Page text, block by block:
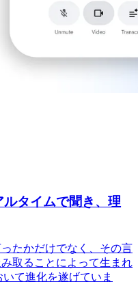
タイムで聞き、理
たかだけでなく、その言
取ることによって生まれ
て進化を遂げていま